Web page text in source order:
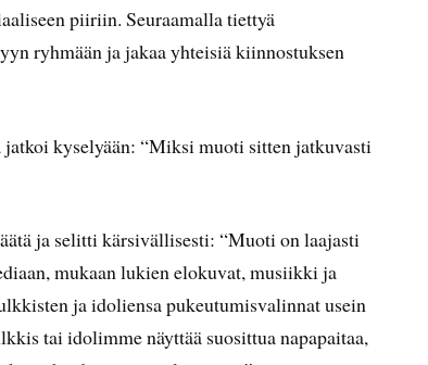
piiriin. Seuraamalla tiettyä
ryhmään ja jakaa yhteisiä kiinnostuksen
kyselyään: “Miksi muoti sitten jatkuvasti
ja selitti kärsivällisesti: “Muoti on laajasti
mukaan lukien elokuvat, musiikki ja
ja idoliensa pukeutumisvalinnat usein
tai idolimme näyttää suosittua napapaitaa,